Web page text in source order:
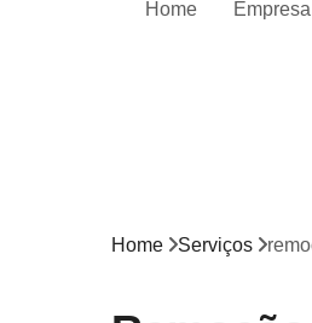
Home Empresa
Home Serviços